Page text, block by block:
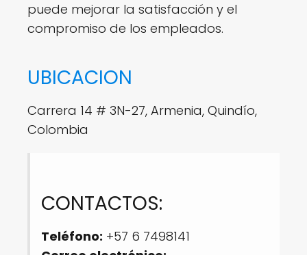
puede mejorar la satisfacción y el
compromiso de los empleados.
UBICACION
Carrera 14 # 3N-27, Armenia, Quindío,
Colombia
CONTACTOS:
Teléfono: +57 6 7498141